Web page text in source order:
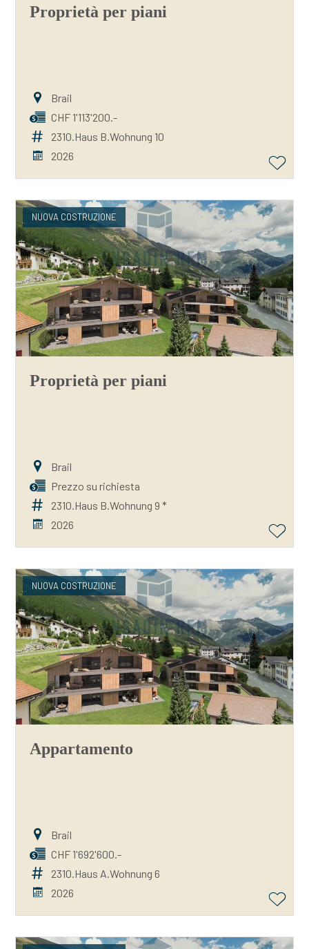
Proprietà per piani
Brail
CHF 1'113'200.-
2310.Haus B.Wohnung 10
2026
NUOVA COSTRUZIONE
Proprietà per piani
Brail
Prezzo su richiesta
2310.Haus B.Wohnung 9 *
2026
NUOVA COSTRUZIONE
Appartamento
Brail
CHF 1'692'600.-
2310.Haus A.Wohnung 6
2026